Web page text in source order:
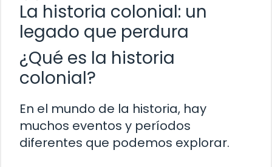
La historia colonial: un
legado que perdura
¿Qué es la historia
colonial?
En el mundo de la historia, hay
muchos eventos y períodos
diferentes que podemos explorar.